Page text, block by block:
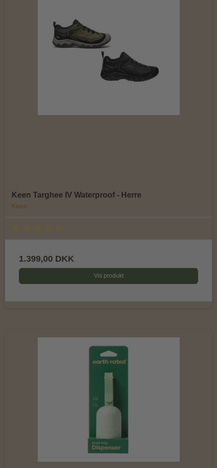
Keen Targhee IV Waterproof - Herre
Keen
1.399,00 DKK
Vis produkt